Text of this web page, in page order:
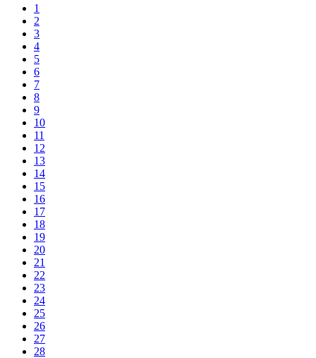
1
2
3
4
5
6
7
8
9
10
11
12
13
14
15
16
17
18
19
20
21
22
23
24
25
26
27
28